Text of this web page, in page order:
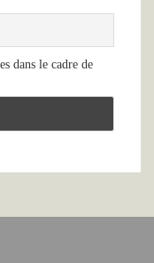
dans le cadre de